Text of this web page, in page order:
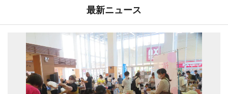
最新ニュース